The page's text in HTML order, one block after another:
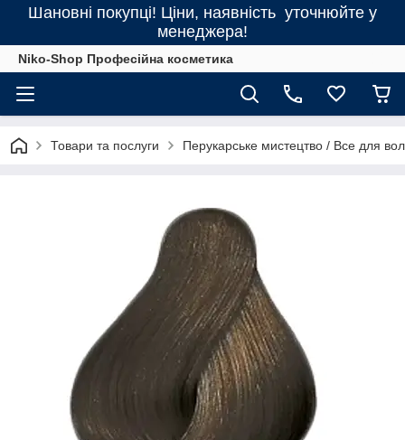
Шановні покупці! Ціни, наявність уточнюйте у
менеджера!
Niko-Shop Професійна косметика
Товари та послуги Перукарське мистецтво / Все для